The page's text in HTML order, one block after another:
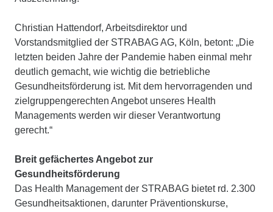
Christian Hattendorf, Arbeitsdirektor und
Vorstandsmitglied der STRABAG AG, Köln, betont: „Die
letzten beiden Jahre der Pandemie haben einmal mehr
deutlich gemacht, wie wichtig die betriebliche
Gesundheitsförderung ist. Mit dem hervorragenden und
zielgruppengerechten Angebot unseres Health
Managements werden wir dieser Verantwortung
gerecht.“
Breit gefächertes Angebot zur
Gesundheitsförderung
Das Health Management der STRABAG bietet rd. 2.300
Gesundheitsaktionen, darunter Präventionskurse,